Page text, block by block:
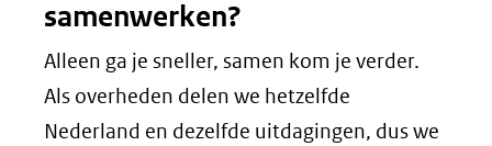
samenwerken?
Alleen ga je sneller, samen kom je verder.
Als overheden delen we hetzelfde
Nederland en dezelfde uitdagingen, dus we